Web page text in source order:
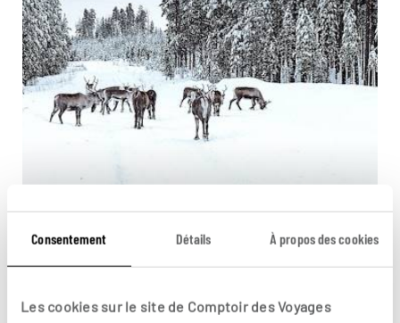
Consentement Détails À propos des cookies
Les cookies sur le site de Comptoir des Voyages
Sous les flocons du
Yukon
Autotour Yukon en hiver : traîneau à chiens et